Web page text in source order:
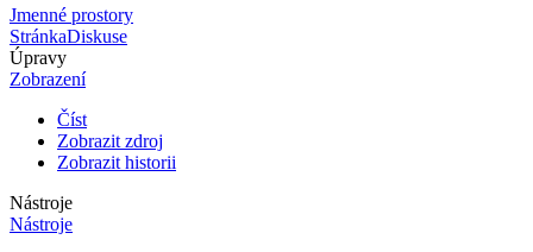
Jmenné prostory
StránkaDiskuse
Úpravy
Zobrazení
Číst
Zobrazit zdroj
Zobrazit historii
Nástroje
Nástroje